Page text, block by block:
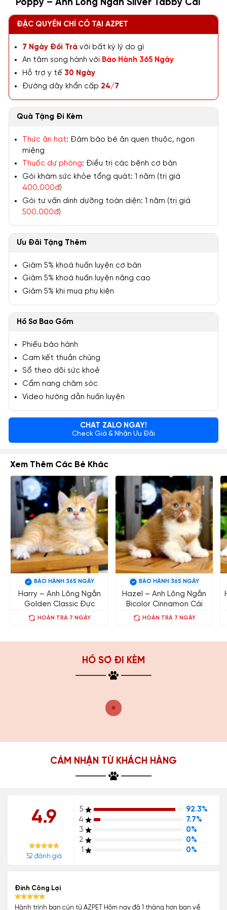
Poppy – Anh Lông Ngắn Silver Tabby Cái
ĐẶC QUYỀN CHỈ CÓ TẠI AZPET
7 Ngày Đổi Trả với bất kỳ lý do gì
An tâm song hành với Bảo Hành 365 Ngày
Hỗ trợ y tế 30 Ngày
Đường dây khẩn cấp 24/7
Quà Tặng Đi Kèm
Thức ăn hạt: Đảm bảo bé ăn quen thuộc, ngon
miệng
Thuốc dự phòng: Điều trị các bệnh cơ bản
Gói khám sức khỏe tổng quát: 1 năm (trị giá
400.000đ)
Gói tư vấn dinh dưỡng toàn diện: 1 năm (trị giá
500.000đ)
Ưu Đãi Tặng Thêm
Giảm 5% khoá huấn luyện cơ bản
Giảm 5% khoá huấn luyện nâng cao
Giảm 5% khi mua phụ kiện
Hồ Sơ Bao Gồm
Phiếu bảo hành
Cam kết thuần chủng
Sổ theo dõi sức khoẻ
Cẩm nang chăm sóc
Video hướng dẫn huấn luyện
CHAT ZALO NGAY!
Check Giá & Nhận Ưu Đãi
Xem Thêm Các Bé Khác
BẢO HÀNH 365 NGÀY
Harry – Anh Lông Ngắn
Golden Classic Đực
HOÀN TRẢ 7 NGÀY
BẢO HÀNH 365 NGÀY
Hazel – Anh Lông Ngắn
Bicolor Cinnamon Cái
HOÀN TRẢ 7 NGÀY
HỒ SƠ ĐI KÈM
CẢM NHẬN TỪ KHÁCH HÀNG
4.9
52 đánh giá
5
92.3%
4
7.7%
3
0%
2
0%
1
0%
Đinh Công Lợi
Hành trình bạn cún từ AZPET Hôm nay đã 1 tháng hơn bạn về